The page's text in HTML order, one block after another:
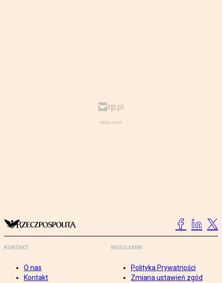
KONTAKT
O nas
Kontakt
REGULAMIN
Polityka Prywatności
Zmiana ustawień zgód